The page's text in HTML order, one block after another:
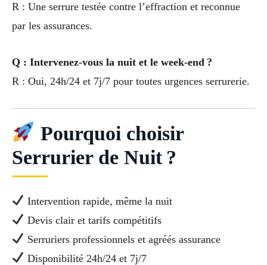
R : Une serrure testée contre l’effraction et reconnue
par les assurances.
Q : Intervenez-vous la nuit et le week-end ?
R : Oui, 24h/24 et 7j/7 pour toutes urgences serrurerie.
Pourquoi choisir
Serrurier de Nuit ?
Intervention rapide, même la nuit
Devis clair et tarifs compétitifs
Serruriers professionnels et agréés assurance
Disponibilité 24h/24 et 7j/7